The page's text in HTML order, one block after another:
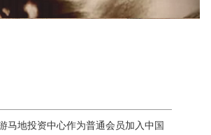
马地投资中心作为普通会员加入中国